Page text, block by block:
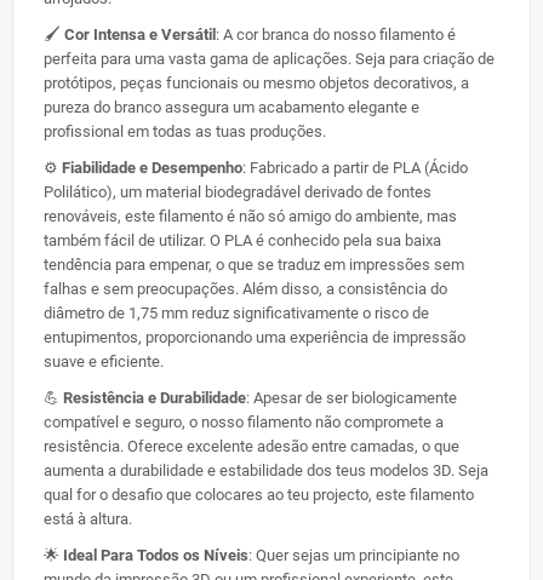
🖌️ Cor Intensa e Versátil : A cor branca do nosso filamento é
perfeita para uma vasta gama de aplicações. Seja para criação de
protótipos, peças funcionais ou mesmo objetos decorativos, a
pureza do branco assegura um acabamento elegante e
profissional em todas as tuas produções.
⚙️ Fiabilidade e Desempenho: Fabricado a partir de PLA (Ácido
Polilático), um material biodegradável derivado de fontes
renováveis, este filamento é não só amigo do ambiente, mas
também fácil de utilizar. O PLA é conhecido pela sua baixa
tendência para empenar, o que se traduz em impressões sem
falhas e sem preocupações. Além disso, a consistência do
diâmetro de 1,75 mm reduz significativamente o risco de
entupimentos, proporcionando uma experiência de impressão
suave e eficiente.
💪 Resistência e Durabilidade: Apesar de ser biologicamente
compatível e seguro, o nosso filamento não compromete a
resistência. Oferece excelente adesão entre camadas, o que
aumenta a durabilidade e estabilidade dos teus modelos 3D. Seja
qual for o desafio que colocares ao teu projecto, este filamento
está à altura.
🌟 Ideal Para Todos os Níveis: Quer sejas um principiante no